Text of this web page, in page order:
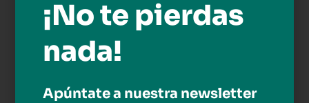
¡No te pierdas
nada!
Apúntate a nuestra newsletter